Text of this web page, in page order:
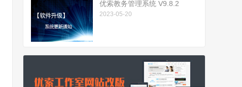
优索教务管理系统 V9.8.2
2023-05-20